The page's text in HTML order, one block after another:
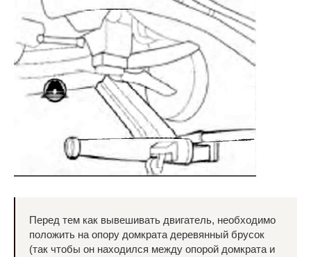
Перед тем как вывешивать двигатель, необходимо
положить на опору домкрата деревянный брусок
(так чтобы он находился между опорой домкрата и